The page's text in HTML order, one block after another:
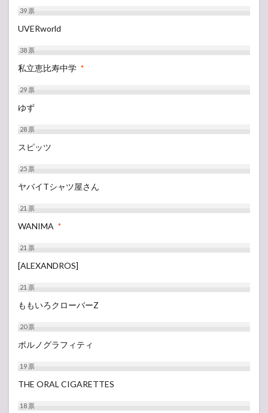
39票
UVERworld
38票
私立恵比寿中学 *
29票
ゆず
28票
スピッツ
25票
ヤバイTシャツ屋さん
21票
WANIMA *
21票
[ALEXANDROS]
21票
ももいろクローバーZ
20票
ポルノグラフィティ
19票
THE ORAL CIGARETTES
18票